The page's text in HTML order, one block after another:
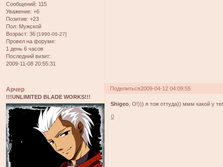
Сообщений: 115
Уважение: +6
Позитив: +23
Пол: Мужской
Возраст: 36 [1990-06-27]
Провел на форуме:
1 день 6 часов
Последний визит:
2009-11-08 20:55:31
Поделиться2009-04-12 04:09:55
Арчер
!!!UNLIMITED BLADE WORKS!!!
Shigeo , О!))) я тож оттуда)) ммм какой у
0